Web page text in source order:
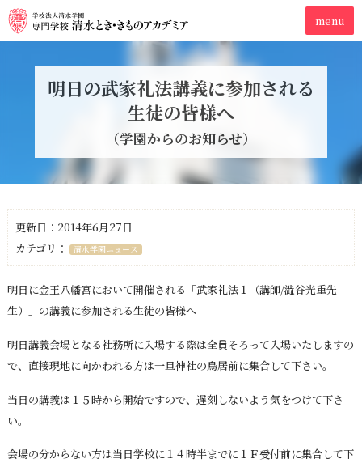
明日の武家礼法講義に参加される
生徒の皆様へ
（学園からのお知らせ）
更新日：2014年6月27日
カテゴリ：
清水学園ニュース
明日に金王八幡宮において開催される「武家礼法１（講師/澁谷光重先
生）」の講義に参加される生徒の皆様へ
明日講義会場となる社務所に入場する際は全員そろって入場いたしますの
で、直接現地に向かわれる方は一旦神社の鳥居前に集合して下さい。
当日の講義は１５時から開始ですので、遅刻しないよう気をつけて下さ
い。
会場の分からない方は当日学校に１４時半までに１Ｆ受付前に集合して下